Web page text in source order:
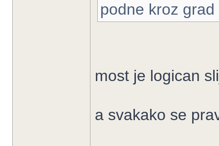
podne kroz
most je logican
a svakako se